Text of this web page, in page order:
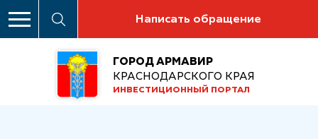
Написать обращение
ГОРОД АРМАВИР
КРАСНОДАРСКОГО КРАЯ
ИНВЕСТИЦИОННЫЙ ПОРТАЛ